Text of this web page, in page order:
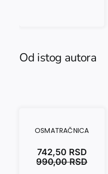
Od istog autora
OSMATRAČNICA
990,00RSD
742,50 RSD